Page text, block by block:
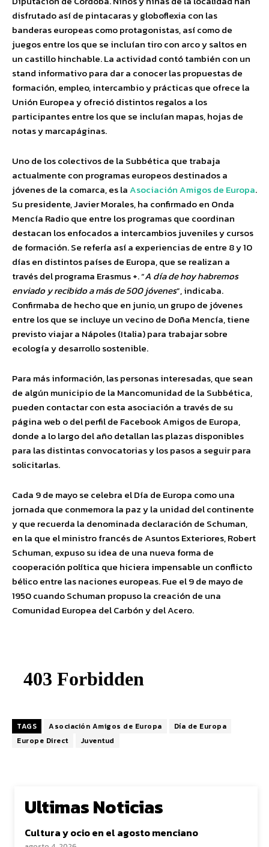
disfrutado así de pintacaras y globoflexia con las
banderas europeas como protagonistas, así como de
juegos entre los que se incluían tiro con arco y saltos en
un castillo hinchable. La actividad contó también con un
stand informativo para dar a conocer las propuestas de
formación, empleo, intercambio y prácticas que ofrece la
Unión Europea y ofreció distintos regalos a los
participantes entre los que se incluían mapas, hojas de
notas y marcapáginas.
Uno de los colectivos de la Subbética que trabaja
actualmente con programas europeos destinados a
jóvenes de la comarca, es laAsociación Amigos de Europa.
Su presidente, Javier Morales, ha confirmado en Onda
Mencía Radio que entre los programas que coordinan
destacan los enfocados a intercambios juveniles y cursos
de formación. Se refería así a experiencias de entre 8 y 10
días en distintos países de Europa, que se realizan a
través del programa Erasmus +. “A día de hoy habremos
enviado y recibido a más de 500 jóvenes”, indicaba.
Confirmaba de hecho que en junio, un grupo de jóvenes
entre los que se incluye un vecino de Doña Mencía, tiene
previsto viajar a Nápoles (Italia) para trabajar sobre
ecología y desarrollo sostenible.
Para más información, las personas interesadas, que sean
de algún municipio de la Mancomunidad de la Subbética,
pueden contactar con esta asociación a través de su
página web o del perfil de Facebook Amigos de Europa,
donde a lo largo del año detallan las plazas disponibles
para las distintas convocatorias y los pasos a seguir para
solicitarlas.
Cada 9 de mayo se celebra el Día de Europa como una
jornada que conmemora la paz y la unidad del continente
y que recuerda la denominada declaración de Schuman,
en la que el ministro francés de Asuntos Exteriores, Robert
Schuman, expuso su idea de una nueva forma de
cooperación política que hiciera impensable un conflicto
bélico entre las naciones europeas. Fue el 9 de mayo de
1950 cuando Schuman propuso la creación de una
Comunidad Europea del Carbón y del Acero.
TAGS Asociación Amigos de Europa
Día de Europa
Europe Direct
Juventud
Ultimas Noticias
Cultura y ocio en el agosto menciano